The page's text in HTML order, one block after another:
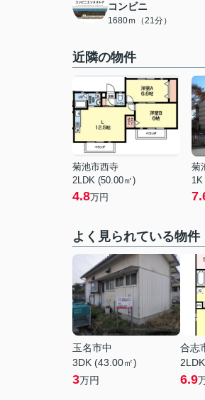
コンビニ
1680ｍ（21分）
近隣の物件
菊池市西寺
2LDK (50.00㎡)
4.8万円
菊
1K
よく見られている物件
玉名市中
3DK (43.00㎡)
3万円
合志
6.9